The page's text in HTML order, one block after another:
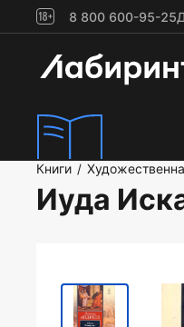
8 800 600-95-25
Книги /
Иуда